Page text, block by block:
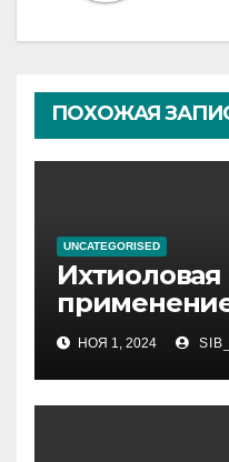
ПОХОЖАЯ
UNCATEGORISED
Ихтиоловая
фурункулов
НОЯ 1, 2024